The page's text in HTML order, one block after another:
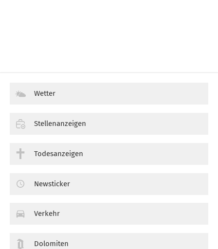
Wetter
Stellenanzeigen
Todesanzeigen
Newsticker
Verkehr
Dolomiten